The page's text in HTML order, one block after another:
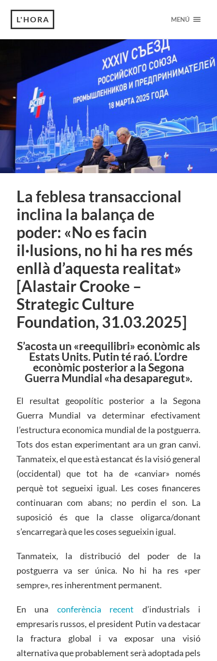
L'HORA MENÚ
La feblesa transaccional
inclina la balança de
poder: «No es facin
il·lusions, no hi ha res més
enllà d’aquesta realitat»
[Alastair Crooke –
Strategic Culture
Foundation, 31.03.2025]
S’acosta un «reequilibri» econòmic als
Estats Units. Putin té raó. L’ordre
econòmic posterior a la Segona
Guerra Mundial «ha desaparegut».
El resultat geopolític posterior a la Segona
Guerra Mundial va determinar efectivament
l’estructura economica mundial de la postguerra.
Tots dos estan experimentant ara un gran canvi.
Tanmateix, el que està estancat és la visió general
(occidental) que tot ha de «canviar» només
perquè tot segueixi igual. Les coses financeres
continuaran com abans; no perdin el son. La
suposició és que la classe oligarca/donant
s’encarregarà que les coses segueixin igual.
Tanmateix, la distribució del poder de la
postguerra va ser única. No hi ha res «per
sempre», res inherentment permanent.
En una conferència recent d’industrials i
empresaris russos, el president Putin va destacar
la fractura global i va exposar una visió
alternativa que probablement serà adoptada pels